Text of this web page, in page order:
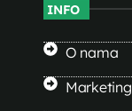
INFO
O nama
Marketing